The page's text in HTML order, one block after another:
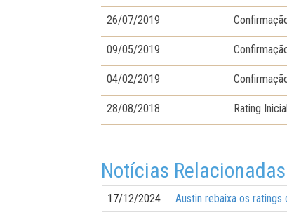
26/07/2019
09/05/2019
04/02/2019
28/08/2018 Rating Inicial
Notícias
17/12/2024
Austin rebaixa os ratings